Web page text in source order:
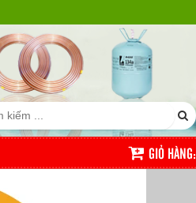
GIỎ HÀNG: